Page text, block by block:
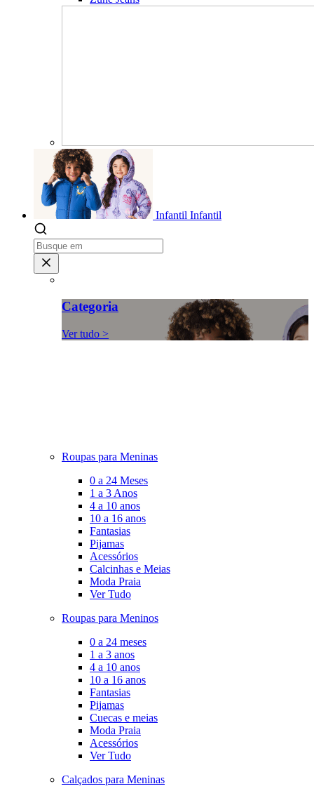
Infantil Infantil
Categoria
Ver tudo >
Roupas para Meninas
0 a 24 Meses
1 a 3 Anos
4 a 10 anos
10 a 16 anos
Fantasias
Pijamas
Acessórios
Calcinhas e Meias
Moda Praia
Ver Tudo
Roupas para Meninos
0 a 24 meses
1 a 3 anos
4 a 10 anos
10 a 16 anos
Fantasias
Pijamas
Cuecas e meias
Moda Praia
Acessórios
Ver Tudo
Calçados para Meninas